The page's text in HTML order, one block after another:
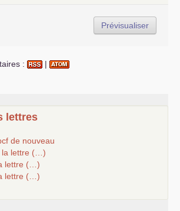
: |
lettres
de nouveau
la lettre (…)
lettre (…)
lettre (…)